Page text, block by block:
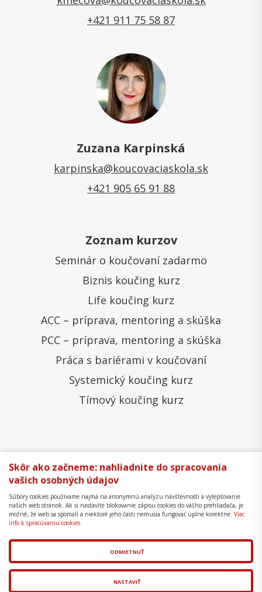
+421 911 75 58 87
Zuzana Karpinská
karpinska@koucovaciaskola.sk
+421 905 65 91 88
Zoznam kurzov
Seminár o koučovaní zadarmo
Biznis koučing kurz
Life koučing kurz
ACC – príprava, mentoring a skúška
PCC – príprava, mentoring a skúška
Práca s bariérami v koučovaní
Systemický koučing kurz
Tímový koučing kurz
Všeobecné obchodné podmienky
Správa cookies
Ochrana osobných údajov
Formulár na odstúpenie
Mapa stránky
Copyright © 2018 - 2026 Business Coaching College,
s.r.o.
aredakčný systém
spol. s r.o.
Skôr ako začneme: nahliadnite do spracovania
vašich osobných údajov
Súbory cookies používame najmä na anonymnú analýzu návštevnosti a vylepšovanie
našich web stránok. Ak si nastavíte blokovanie zápisu cookies do vášho prehliadača, je
možné, že web sa spomalí a niektoré jeho časti nemusia fungovať úplne korektne. Viac
info k spracúvaniu cookies.
ODMIETNUŤ
NASTAVIŤ